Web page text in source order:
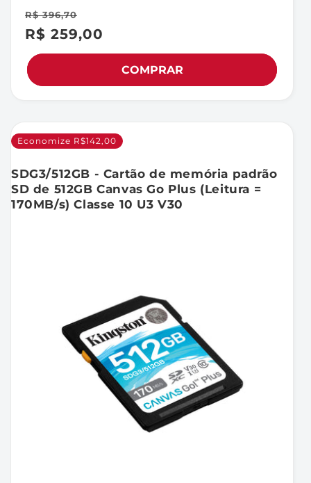
Preço
promocional
R$ 259,00
Preço
normal
R$ 396,70
COMPRAR
Economize R$142,00
SDG3/512GB - Cartão de memória padrão
SD de 512GB Canvas Go Plus (Leitura =
170MB/s) Classe 10 U3 V30